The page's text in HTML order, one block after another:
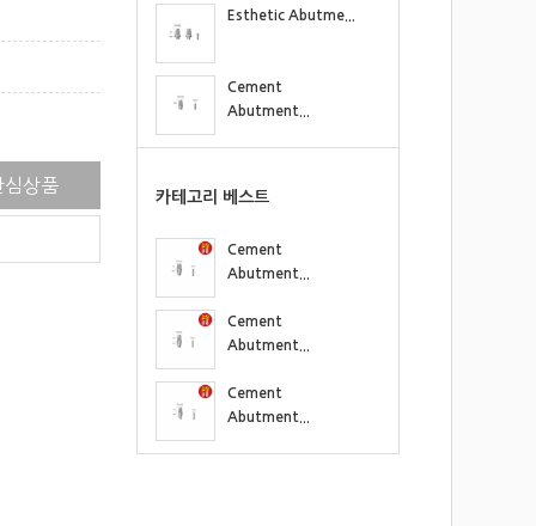
심상품
Esthetic Abutme...
Cement
Abutment...
카테고리 베스트
Cement
Abutment...
Cement
Abutment...
Cement
Abutment...